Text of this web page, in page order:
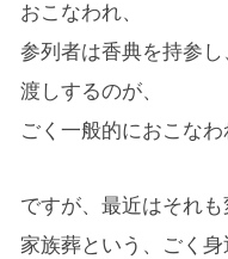
おこなわれ、
参列者は香典を持参
渡しするのが、
ごく一般的におこなわ
ですが、最近はそれも
家族葬という、ごく